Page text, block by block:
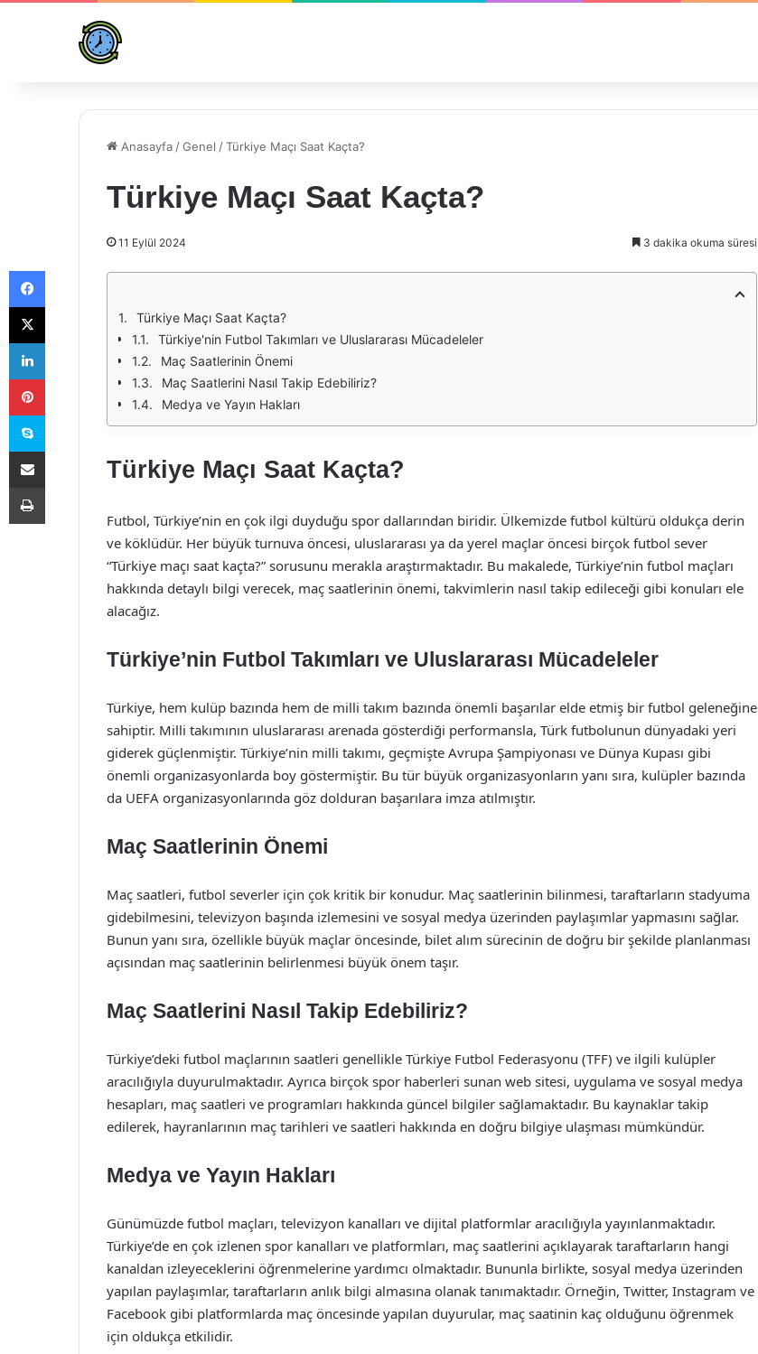
Anasayfa /Genel /Türkiye Maçı Saat Kaçta?
Türkiye Maçı Saat Kaçta?
11 Eylül 2024 3 dakika okuma süresi
Türkiye Maçı Saat Kaçta?
Türkiye'nin Futbol Takımları ve Uluslararası Mücadeleler
Maç Saatlerinin Önemi
Maç Saatlerini Nasıl Takip Edebiliriz?
Medya ve Yayın Hakları
Türkiye Maçı Saat Kaçta?
Futbol, Türkiye’nin en çok ilgi duyduğu spor dallarından biridir. Ülkemizde futbol kültürü oldukça derin
ve köklüdür. Her büyük turnuva öncesi, uluslararası ya da yerel maçlar öncesi birçok futbol sever
“Türkiye maçı saat kaçta?” sorusunu merakla araştırmaktadır. Bu makalede, Türkiye’nin futbol maçları
hakkında detaylı bilgi verecek, maç saatlerinin önemi, takvimlerin nasıl takip edileceği gibi konuları ele
alacağız.
Türkiye’nin Futbol Takımları ve Uluslararası Mücadeleler
Türkiye, hem kulüp bazında hem de milli takım bazında önemli başarılar elde etmiş bir futbol geleneğine
sahiptir. Milli takımının uluslararası arenada gösterdiği performansla, Türk futbolunun dünyadaki yeri
giderek güçlenmiştir. Türkiye’nin milli takımı, geçmişte Avrupa Şampiyonası ve Dünya Kupası gibi
önemli organizasyonlarda boy göstermiştir. Bu tür büyük organizasyonların yanı sıra, kulüpler bazında
da UEFA organizasyonlarında göz dolduran başarılara imza atılmıştır.
Maç Saatlerinin Önemi
Maç saatleri, futbol severler için çok kritik bir konudur. Maç saatlerinin bilinmesi, taraftarların stadyuma
gidebilmesini, televizyon başında izlemesini ve sosyal medya üzerinden paylaşımlar yapmasını sağlar.
Bunun yanı sıra, özellikle büyük maçlar öncesinde, bilet alım sürecinin de doğru bir şekilde planlanması
açısından maç saatlerinin belirlenmesi büyük önem taşır.
Maç Saatlerini Nasıl Takip Edebiliriz?
Türkiye’deki futbol maçlarının saatleri genellikle Türkiye Futbol Federasyonu (TFF) ve ilgili kulüpler
aracılığıyla duyurulmaktadır. Ayrıca birçok spor haberleri sunan web sitesi, uygulama ve sosyal medya
hesapları, maç saatleri ve programları hakkında güncel bilgiler sağlamaktadır. Bu kaynaklar takip
edilerek, hayranlarının maç tarihleri ve saatleri hakkında en doğru bilgiye ulaşması mümkündür.
Medya ve Yayın Hakları
Günümüzde futbol maçları, televizyon kanalları ve dijital platformlar aracılığıyla yayınlanmaktadır.
Türkiye’de en çok izlenen spor kanalları ve platformları, maç saatlerini açıklayarak taraftarların hangi
kanaldan izleyeceklerini öğrenmelerine yardımcı olmaktadır. Bununla birlikte, sosyal medya üzerinden
yapılan paylaşımlar, taraftarların anlık bilgi almasına olanak tanımaktadır. Örneğin, Twitter, Instagram ve
Facebook gibi platformlarda maç öncesinde yapılan duyurular, maç saatinin kaç olduğunu öğrenmek
için oldukça etkilidir.
Facebook
X
LinkedIn
Pinterest
Skype
E-Posta ile paylaş